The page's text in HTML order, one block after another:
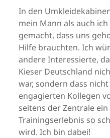
In den
mein Mann als auch
gemacht, dass uns
Hilfe brauchten. Ich
andere Interessierte,
Kieser Deutschland
war, sondern dass
engagierten Kollegen
seitens der Zentrale
Trainingserlebnis so
wird. Ich bin dabei!